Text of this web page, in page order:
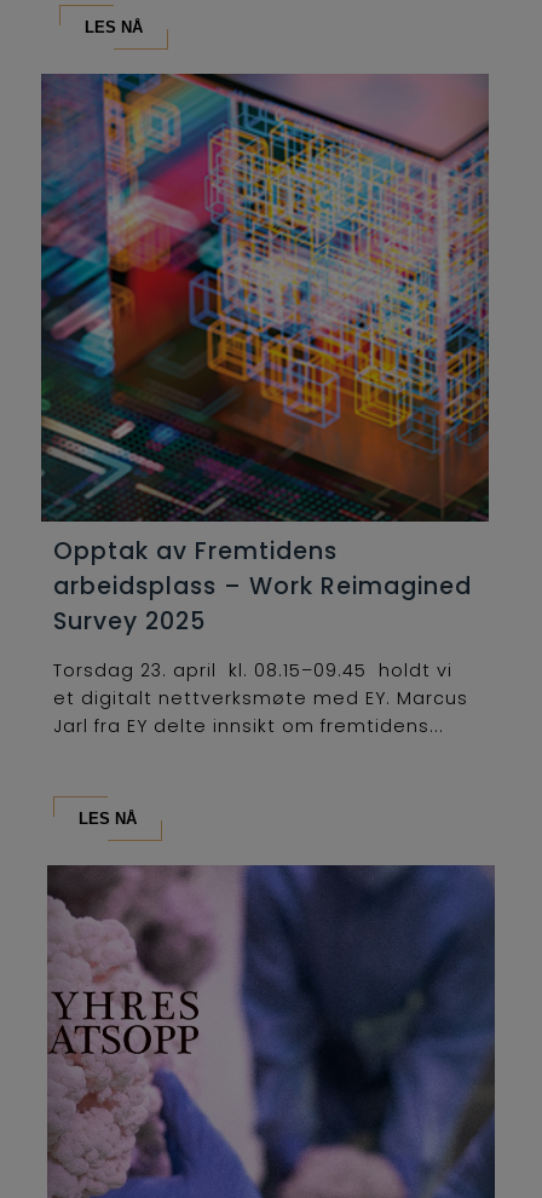
LES NÅ
Opptak av Fremtidens
arbeidsplass – Work Reimagined
Survey 2025
Torsdag 23. april kl. 08.15–09.45 holdt vi
et digitalt nettverksmøte med EY. Marcus
Jarl fra EY delte innsikt om fremtidens...
LES NÅ